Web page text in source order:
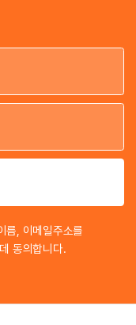
이
이
름, 이메일주소를
동의합니다.